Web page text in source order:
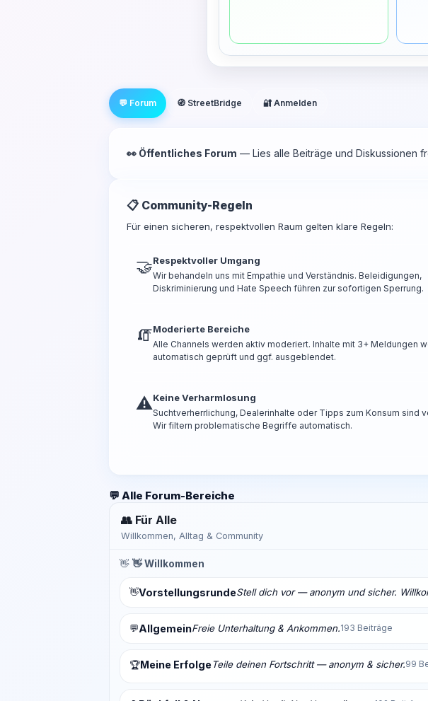
💬 Forum 🧭 StreetBridge 🔐 Anmelden
👀 Öffentliches Forum — Lies alle Beiträge und Diskussionen
📋 Community-Regeln
Für einen sicheren, respektvollen Raum gelten klare Regeln:
🤝Respektvoller Umgang
Wir behandeln uns mit Empathie und Verständnis. Beleidigungen,
Diskriminierung und Hate Speech führen zur sofortigen Sperrung.
🧯Moderierte Bereiche
Alle Channels werden aktiv moderiert. Inhalte mit 3+ Meldungen
automatisch geprüft und ggf. ausgeblendet.
⚠️Keine Verharmlosung
Suchtverherrlichung, Dealerinhalte oder Tipps zum Konsum sind
Wir filtern problematische Begriffe automatisch.
💬 Alle Forum-Bereiche
👥 Für Alle
Willkommen, Alltag & Community
👋 👋 Willkommen
👋VorstellungsrundeStell dich vor — anonym und sicher.
💬AllgemeinFreie Unterhaltung & Ankommen.193 Beiträge
🏆Meine ErfolgeTeile deinen Fortschritt — anonym & sicher.99